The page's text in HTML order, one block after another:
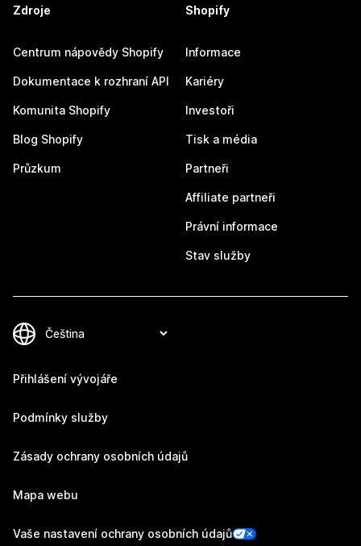
Zdroje
Centrum nápovědy Shopify
Dokumentace k rozhraní API
Komunita Shopify
Blog Shopify
Průzkum
Shopify
Informace
Kariéry
Investoři
Tisk a média
Partneři
Affiliate partneři
Právní informace
Stav služby
Přihlášení vývojáře
Podmínky služby
Zásady ochrany osobních údajů
Mapa webu
Vaše nastavení ochrany osobních údajů